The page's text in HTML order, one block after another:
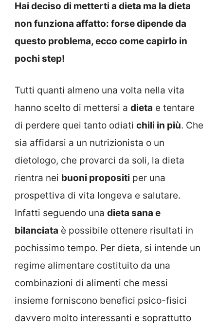
Hai deciso di metterti a dieta ma la dieta
non funziona affatto: forse dipende da
questo problema, ecco come capirlo in
pochi step!
Tutti quanti almeno una volta nella vita
hanno scelto di mettersi a dieta e tentare
di perdere quei tanto odiati chili in più. Che
sia affidarsi a un nutrizionista o un
dietologo, che provarci da soli, la dieta
rientra nei buoni propositi per una
prospettiva di vita longeva e salutare.
Infatti seguendo una dieta sana e
bilanciata è possibile ottenere risultati in
pochissimo tempo. Per dieta, si intende un
regime alimentare costituito da una
combinazioni di alimenti che messi
insieme forniscono benefici psico-fisici
davvero molto interessanti e soprattutto